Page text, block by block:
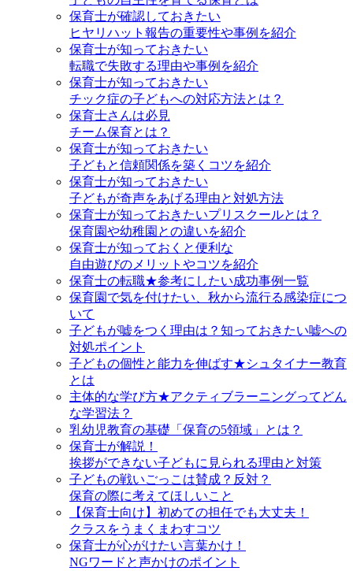
保育士が確認しておきたい
ヒヤリハット報告の重要性や事例を紹介
保育士が知っておきたい
転職で失敗する理由や事例を紹介
保育士が知っておきたい
チック症の子どもへの対応方法とは？
保育士さんは必見
チーム保育とは？
保育士が知っておきたい
子どもと信頼関係を築くコツを紹介
保育士が知っておきたい
子どもが奇声をあげる理由と対処方法
保育士が知っておきたいプリスクールとは？
保育園や幼稚園との違いを紹介
保育士が知っておくと便利な
自由遊びのメリットやコツを紹介
保育士の転職★参考にしたい成功事例一覧
保育園で気を付けたい、秋から流行る感染症につ
いて
子どもが嘘をつく理由は？知っておきたい嘘への
対処ポイント
子どもの個性と能力を伸ばす★シュタイナー教育
とは
主体的な学び方★アクティブラーニングってどん
な学習法？
乳幼児教育の基礎「保育の5領域」とは？
保育士が解説！
挨拶ができない子どもに見られる理由と対策
子どもの戦いごっこは賛成？反対？
保育の際に考えてほしいこと
【保育士向け】初めての担任でも大丈夫！
クラスをうまくまわすコツ
保育士が心がけたい言葉かけ！
NGワードと声かけのポイント